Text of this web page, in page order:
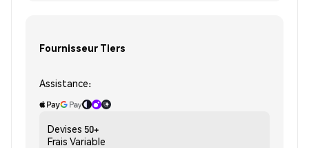
Fournisseur Tiers
Assistance:
Devises 50+
Frais Variable